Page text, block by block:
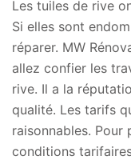
Les tuiles de rive
Si elles sont
réparer. MW
allez confier les
rive. Il a la
qualité. Les tarifs
raisonnables. Pour
conditions